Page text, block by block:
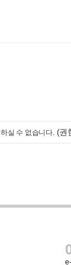
실 수 없습니다. (권